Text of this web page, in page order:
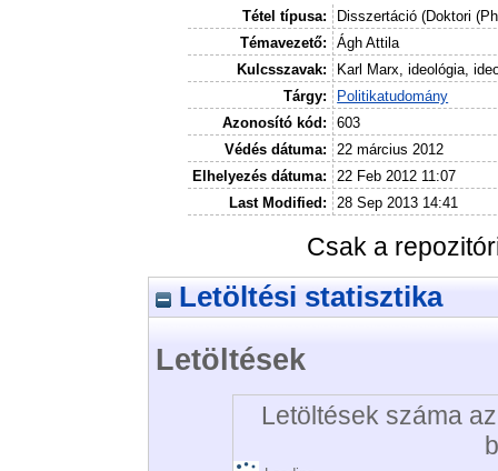
Tétel típusa:
Disszertáció (Doktori
Témavezető:
Ágh Attila
Kulcsszavak:
Karl Marx, ideológia,
Tárgy:
Politikatudomány
Azonosító kód:
603
Védés dátuma:
22 március 2012
Elhelyezés dátuma:
22 Feb 2012 11:07
Last Modified:
28 Sep 2013 14:41
Csak a
Letöltési statisztika
Letöltések
Letöltések száma